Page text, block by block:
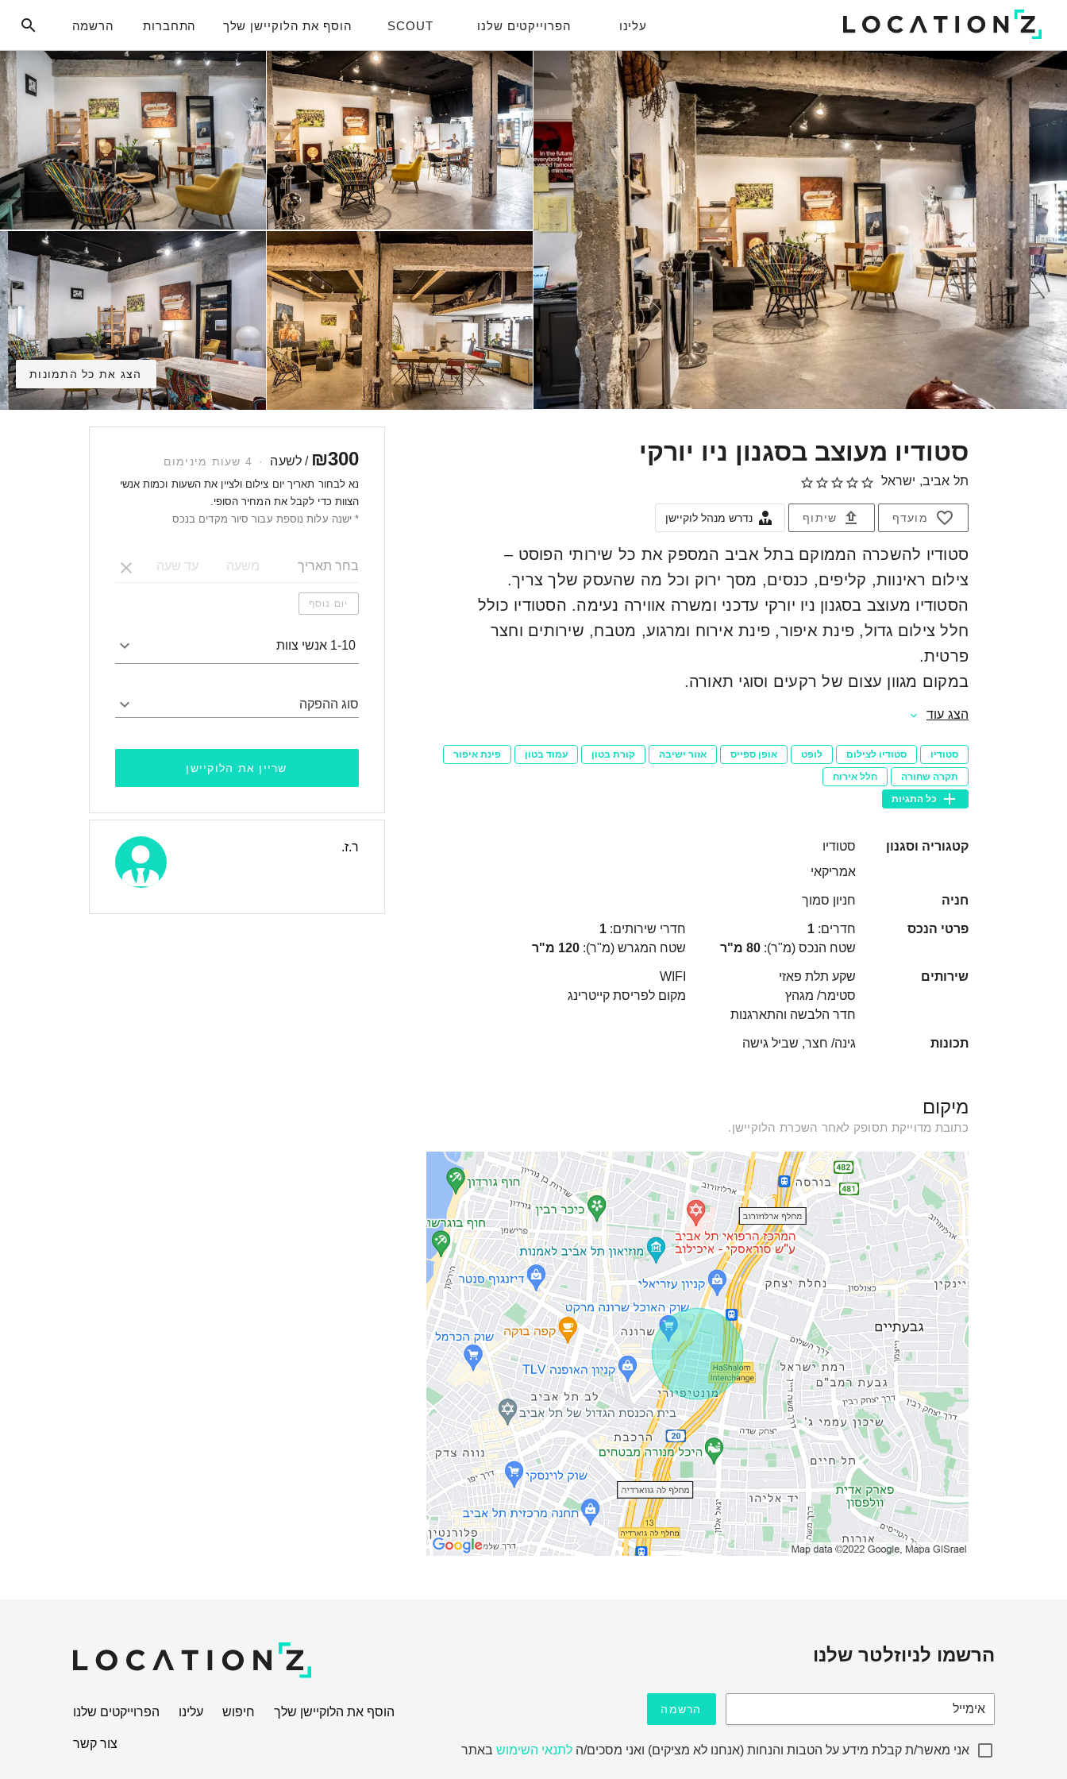
עלינו הפרוייקטים שלנו SCOUT הוסף את הלוקיישן שלך התחברות הרשמה
הצג את כל התמונות
סטודיו מעוצב בסגנון ניו יורקי
תל אביב, ישראל
מועדף שיתוף נדרש מנהל לוקיישן
סטודיו להשכרה הממוקם בתל אביב המספק את כל שירותי הפוסט –
צילום ראינוות, קליפים, כנסים, מסך ירוק וכל מה שהעסק שלך צריך.
הסטודיו מעוצב בסגנון ניו יורקי עדכני ומשרה אווירה נעימה. הסטודיו כולל
חלל צילום גדול, פינת איפור, פינת אירוח ומרגוע, מטבח, שירותים וחצר
פרטית.
במקום מגוון עצום של רקעים וסוגי תאורה.
הצג עוד
סטודיו סטודיו לצילום לופט אופן ספייס אזור ישיבה קורת בטון עמוד בטון
פינת איפור
תקרה שחורה
חלל אירוח
כל התגיות
קטגוריה וסגנון
סטודיו
אמריקאי
חניה חניון סמוך
פרטי הנכס חדרים: 1 חדרי שירותים: 1
שטח הנכס (מ"ר): 80 מ"ר שטח המגרש (מ"ר): 120 מ"ר
שירותים שקע תלת פאזי
WIFI
סטימר/ מגהץ
מקום לפריסת קייטרינג
חדר הלבשה והתארגנות
תכונות גינה/ חצר, שביל גישה
מיקום
כתובת מדוייקת תסופק לאחר השכרת הלוקיישן.
₪300 / לשעה · 4 שעות מינימום
נא לבחור תאריך יום צילום ולציין את השעות וכמות אנשי
הצוות כדי לקבל את המחיר הסופי.
* ישנה עלות נוספת עבור סיור מקדים בנכס
יום נוסף
1-10 אנשי צוות
סוג ההפקה
שריין את הלוקיישן
ר.ז.
הרשמו לניוזלטר שלנו
אימייל הרשמה
אני מאשר/ת קבלת מידע על הטבות והנחות (אנחנו לא מציקים) ואני מסכים/הלתנאי השימוש באתר
הוסף את הלוקיישן שלך חיפוש עלינו הפרוייקטים שלנו
צור קשר